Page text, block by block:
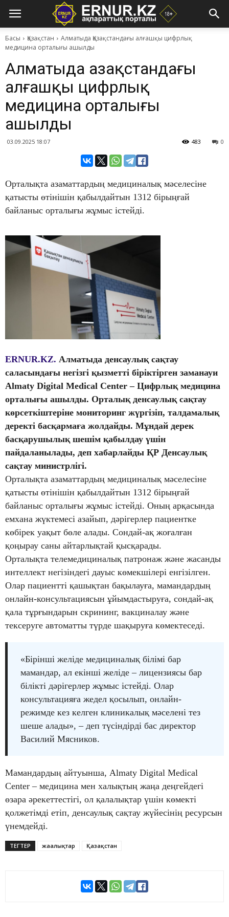
Басы Қазақстан
Алматыда Қазақстандағы алғашқы цифрлық
медицина орталығы ашылды
Алматыда Қазақстандағы
алғашқы цифрлық
медицина орталығы
ашылды
03.09.2025 18:07 0
483
Орталықта азаматтардың медициналық мәселесіне
қатысты өтінішін қабылдайтын 1312 бірыңғай
байланыс орталығы жұмыс істейді.
ERNUR.KZ. Алматыда денсаулық сақтау
саласындағы негізгі қызметті біріктірген заманауи
Almaty Digital Medical Center – Цифрлық медицина
орталығы ашылды. Орталық денсаулық сақтау
көрсеткіштеріне мониторинг жүргізіп, талдамалық
деректі басқармаға жолдайды. Мұндай дерек
басқарушылық шешім қабылдау үшін
пайдаланылады, деп хабарлайды ҚР Денсаулық
сақтау министрлігі.
Орталықта азаматтардың медициналық мәселесіне
қатысты өтінішін қабылдайтын 1312 бірыңғай
байланыс орталығы жұмыс істейді. Оның арқасында
емхана жүктемесі азайып, дәрігерлер пациентке
көбірек уақыт бөле алады. Сондай-ақ жоғалған
қоңырау саны айтарлықтай қысқарады.
Орталықта телемедициналық патронаж және жасанды
интеллект негізіндегі дауыс көмекшілері енгізілген.
Олар пациентті қашықтан бақылауға, мамандардың
онлайн-консультациясын ұйымдастыруға, сондай-ақ
қала тұрғындарын скрининг, вакциналау және
тексеруге автоматты түрде шақыруға көмектеседі.
«Бірінші желіде медициналық білімі бар
мамандар, ал екінші желіде – лицензиясы бар
білікті дәрігерлер жұмыс істейді. Олар
консультацияға жедел қосылып, онлайн-
режимде кез келген клиникалық мәселені тез
шеше алады», – деп түсіндірді бас директор
Василий Мясников.
Мамандардың айтуынша, Almaty Digital Medical
Center – медицина мен халықтың жаңа деңгейдегі
өзара әрекеттестігі, ол қалалықтар үшін көмекті
қолжетімді етіп, денсаулық сақтау жүйесінің ресурсын
үнемдейді.
ТЕГТЕР жаңалықтар Қазақстан